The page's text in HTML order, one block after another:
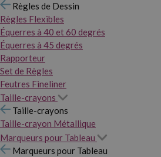
Règles de Dessin
Règles Flexibles
Équerres à 40 et 60 degrés
Équerres à 45 degrés
Rapporteur
Set de Règles
Feutres Fineliner
Taille-crayons
Taille-crayons
Taille-crayon Métallique
Marqueurs pour Tableau
Marqueurs pour Tableau